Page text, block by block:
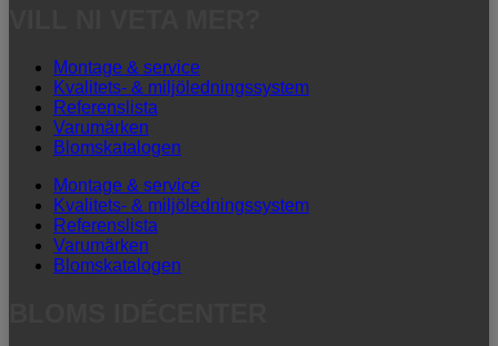
Montage & service
Kvalitets- & miljöledningssystem
Referenslista
Varumärken
Blomskatalogen
Montage & service
Kvalitets- & miljöledningssystem
Referenslista
Varumärken
Blomskatalogen